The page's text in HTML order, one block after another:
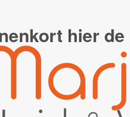
hier de